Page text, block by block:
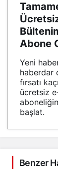
Abone
Yeni
haberdar
fırsatı
ücretsiz
başlat.
Benzer